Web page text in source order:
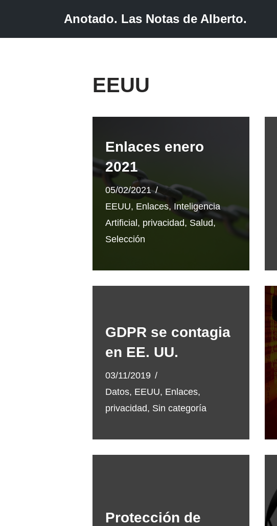
Anotado. Las Notas de Alberto.
EEUU
Enlaces enero
2021
05/02/2021
EEUU, Enlaces, Inteligencia
Artificial , privacidad, Salud,
Selección
GDPR se contagia
en EE. UU.
03/11/2019
Datos, EEUU, Enlaces,
privacidad, Sin categoría
Protección de